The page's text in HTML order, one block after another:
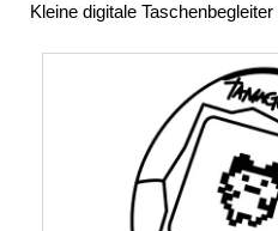
Kleine digitale